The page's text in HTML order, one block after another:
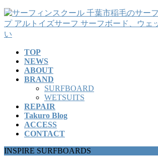
コ
ン
テ
ナ
ビ
ゲ
TOP
NEWS
ABOUT
BRAND
SURFBOARD
WETSUITS
REPAIR
Takuro Blog
ACCESS
CONTACT
INSPIRE SURFBOARDS